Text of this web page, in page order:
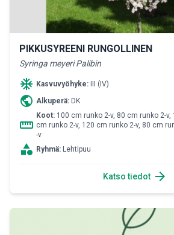
PIKKUSYREENI RUNGOLLINEN
Syringa meyeri Palibin
ac_unit Kasvuvyöhyke: III (IV)
public Alkuperä: DK
straighten
Koot: 100 cm runko 2-v, 80 cm runko 2-v,
cm runko 2-v, 120 cm runko 2-v, 80 cm
-v
category Ryhmä: Lehtipuu
Katso tiedot arrow_forward